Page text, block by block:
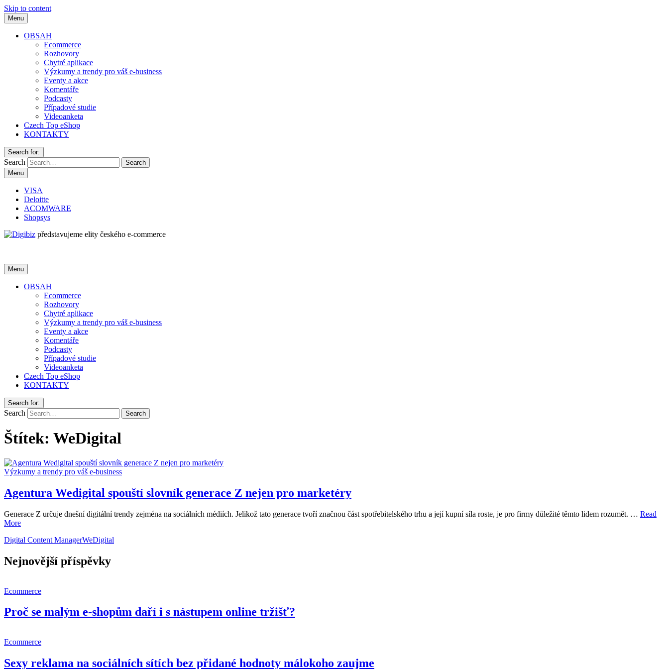
Skip to content
Menu
OBSAH
Ecommerce
Rozhovory
Chytré aplikace
Výzkumy a trendy pro váš e-business
Eventy a akce
Komentáře
Podcasty
Případové studie
Videoanketa
Czech Top eShop
KONTAKTY
Search for:
Search
Menu
VISA
Deloitte
ACOMWARE
Shopsys
představujeme elity českého e-commerce
Menu
OBSAH
Ecommerce
Rozhovory
Chytré aplikace
Výzkumy a trendy pro váš e-business
Eventy a akce
Komentáře
Podcasty
Případové studie
Videoanketa
Czech Top eShop
KONTAKTY
Search for:
Search
Štítek: WeDigital
Výzkumy a trendy pro váš e-business
Agentura Wedigital spouští slovník generace Z nejen pro marketéry
Generace Z určuje dnešní digitální trendy zejména na sociálních médiích. Jelikož tato generace tvoří značnou část spotřebitelského trhu a její kupní síla roste, je pro firmy důležité těmto lidem rozumět. … Read
More
Digital Content ManagerWeDigital
Nejnovější příspěvky
Ecommerce
Proč se malým e-shopům daří i s nástupem online tržišť?
Ecommerce
Sexy reklama na sociálních sítích bez přidané hodnoty málokoho zaujme